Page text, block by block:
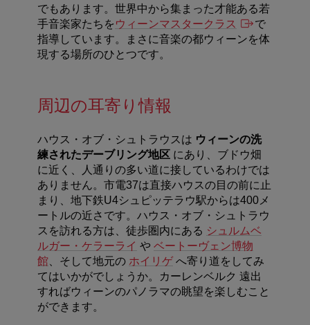
でもあります。世界中から集まった才能ある若
手音楽家たちを ウィーンマスタークラス
で
指導しています。まさに音楽の都ウィーンを体
現する場所のひとつです。
周辺の耳寄り情報
ハウス・オブ・シュトラウスは ウィーンの洗
練されたデーブリング地区 にあり、ブドウ畑
に近く、人通りの多い道に接しているわけでは
ありません。市電37は直接ハウスの目の前に止
まり、地下鉄U4シュピッテラウ駅からは400メ
ートルの近さです。ハウス・オブ・シュトラウ
スを訪れる方は、徒歩圏内にある シュルムベ
ルガー・ケラーライ や ベートーヴェン博物
館 、そして地元の ホイリゲ へ寄り道をしてみ
てはいかがでしょうか。カーレンベルク 遠出
すればウィーンのパノラマの眺望を楽しむこと
ができます。